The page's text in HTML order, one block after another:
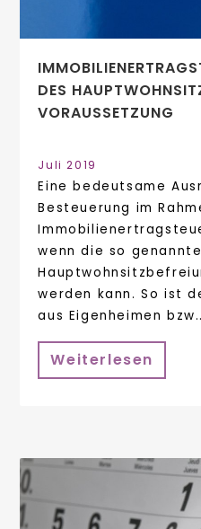
DES
VORAUSSETZUNG
Juli 2019
Eine bedeutsame
Besteuerung im
wenn die so genannte
werden kann. So ist
aus Eigenheimen
Weiterlesen